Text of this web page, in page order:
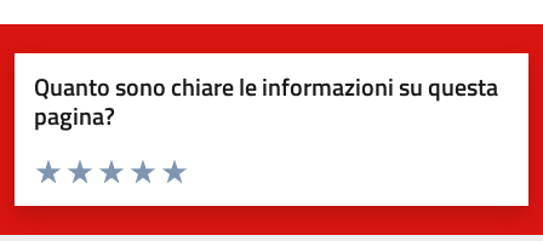
Quanto sono chiare le informazioni su questa
pagina?
Valuta da 1 a 5 stelle la pagina
Valuta 5 stelle su 5
Valuta 4 stelle su 5
Valuta 3 stelle su 5
Valuta 2 stelle su 5
Valuta 1 stelle su 5